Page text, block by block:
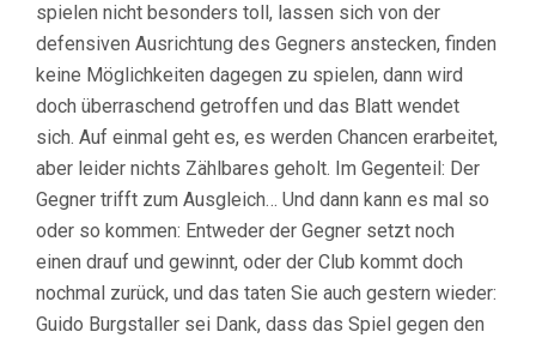
spielen nicht besonders toll, lassen sich von der
defensiven Ausrichtung des Gegners anstecken, finden
keine Möglichkeiten dagegen zu spielen, dann wird
doch überraschend getroffen und das Blatt wendet
sich. Auf einmal geht es, es werden Chancen erarbeitet,
aber leider nichts Zählbares geholt. Im Gegenteil: Der
Gegner trifft zum Ausgleich… Und dann kann es mal so
oder so kommen: Entweder der Gegner setzt noch
einen drauf und gewinnt, oder der Club kommt doch
nochmal zurück, und das taten Sie auch gestern wieder:
Guido Burgstaller sei Dank, dass das Spiel gegen den